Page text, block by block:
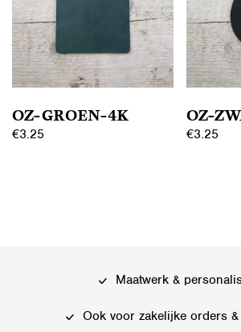
OZ-GROEN-4K
€3.25
OZ-
€3.25
Maatwerk &
Ook voor zakelijke orders &